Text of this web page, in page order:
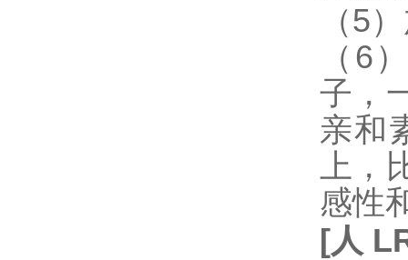
（5
（6
子，
亲和
上
感性
[人